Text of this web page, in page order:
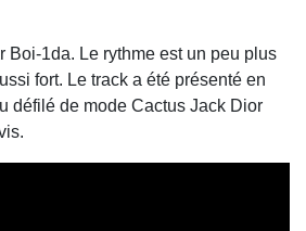
Boi-1da. Le rythme est un peu plus
fort. Le track a été présenté en
défilé de mode Cactus Jack Dior